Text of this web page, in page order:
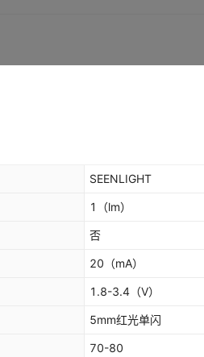
SEENLIGHT
1 （lm）
否
20 （mA）
1.8-3.4 （V）
5mm红光单闪
70-80